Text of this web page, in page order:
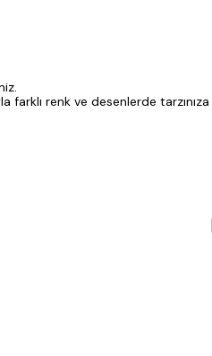
renk ve desenlerde tarzınıza